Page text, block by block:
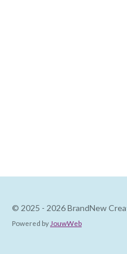
© 2025 - 2026 BrandNew
Powered by JouwWeb